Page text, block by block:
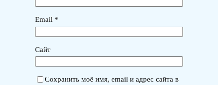
Email *
Сайт
Сохранить моё имя, email и адрес сайта в